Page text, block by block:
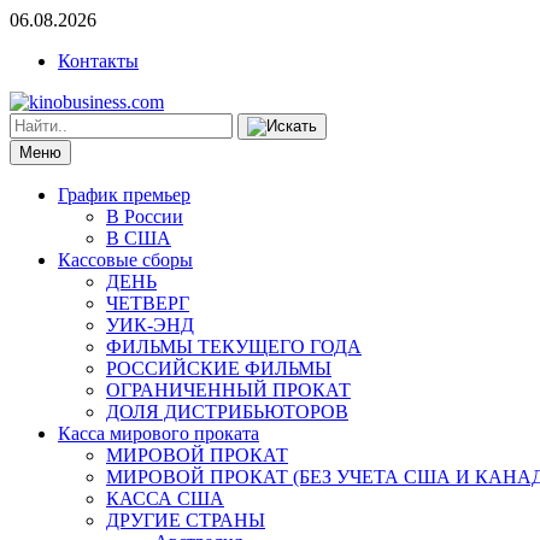
06.08.2026
Контакты
Меню
График премьер
В России
В США
Кассовые сборы
ДЕНЬ
ЧЕТВЕРГ
УИК-ЭНД
ФИЛЬМЫ ТЕКУЩЕГО ГОДА
РОССИЙСКИЕ ФИЛЬМЫ
ОГРАНИЧЕННЫЙ ПРОКАТ
ДОЛЯ ДИСТРИБЬЮТОРОВ
Касса мирового проката
МИРОВОЙ ПРОКАТ
МИРОВОЙ ПРОКАТ (БЕЗ УЧЕТА США И
КАССА США
ДРУГИЕ СТРАНЫ